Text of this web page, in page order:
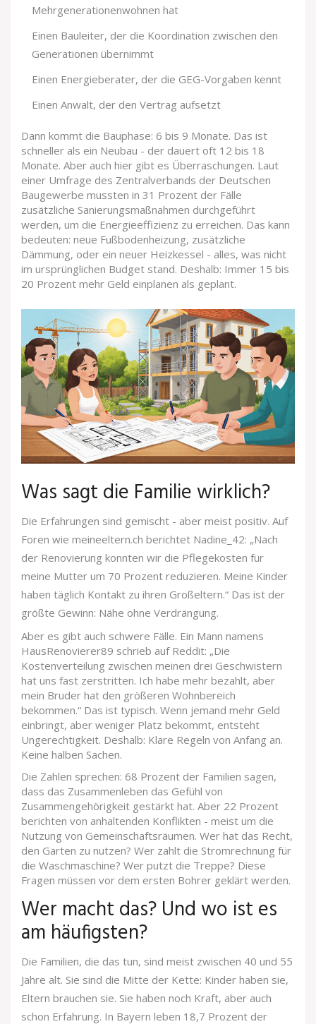
Mehrgenerationenwohnen hat
Einen Bauleiter, der die Koordination zwischen den
Generationen übernimmt
Einen Energieberater, der die GEG-Vorgaben kennt
Einen Anwalt, der den Vertrag aufsetzt
Dann kommt die Bauphase: 6 bis 9 Monate. Das ist
schneller als ein Neubau - der dauert oft 12 bis 18
Monate. Aber auch hier gibt es Überraschungen. Laut
einer Umfrage des Zentralverbands der Deutschen
Baugewerbe mussten in 31 Prozent der Fälle
zusätzliche Sanierungsmaßnahmen durchgeführt
werden, um die Energieeffizienz zu erreichen. Das kann
bedeuten: neue Fußbodenheizung, zusätzliche
Dämmung, oder ein neuer Heizkessel - alles, was nicht
im ursprünglichen Budget stand. Deshalb: Immer 15 bis
20 Prozent mehr Geld einplanen als geplant.
Was sagt die Familie wirklich?
Die Erfahrungen sind gemischt - aber meist positiv. Auf
Foren wie meineeltern.ch berichtet Nadine_42: „Nach
der Renovierung konnten wir die Pflegekosten für
meine Mutter um 70 Prozent reduzieren. Meine Kinder
haben täglich Kontakt zu ihren Großeltern.“ Das ist der
größte Gewinn: Nähe ohne Verdrängung.
Aber es gibt auch schwere Fälle. Ein Mann namens
HausRenovierer89 schrieb auf Reddit: „Die
Kostenverteilung zwischen meinen drei Geschwistern
hat uns fast zerstritten. Ich habe mehr bezahlt, aber
mein Bruder hat den größeren Wohnbereich
bekommen.“ Das ist typisch. Wenn jemand mehr Geld
einbringt, aber weniger Platz bekommt, entsteht
Ungerechtigkeit. Deshalb: Klare Regeln von Anfang an.
Keine halben Sachen.
Die Zahlen sprechen: 68 Prozent der Familien sagen,
dass das Zusammenleben das Gefühl von
Zusammengehörigkeit gestärkt hat. Aber 22 Prozent
berichten von anhaltenden Konflikten - meist um die
Nutzung von Gemeinschaftsräumen. Wer hat das Recht,
den Garten zu nutzen? Wer zahlt die Stromrechnung für
die Waschmaschine? Wer putzt die Treppe? Diese
Fragen müssen vor dem ersten Bohrer geklärt werden.
Wer macht das? Und wo ist es
am häufigsten?
Die Familien, die das tun, sind meist zwischen 40 und 55
Jahre alt. Sie sind die Mitte der Kette: Kinder haben sie,
Eltern brauchen sie. Sie haben noch Kraft, aber auch
schon Erfahrung. In Bayern leben 18,7 Prozent der